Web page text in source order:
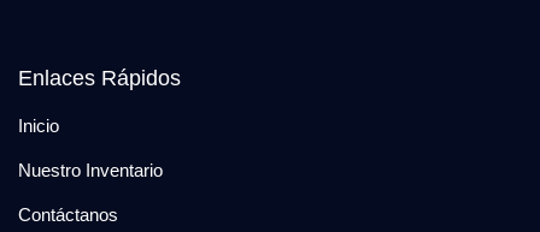
Enlaces Rápidos
Inicio
Nuestro Inventario
Contáctanos